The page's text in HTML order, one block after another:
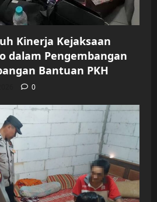
Kinerja Kejaksaan
dalam Pengembangan
Bantuan PKH
0